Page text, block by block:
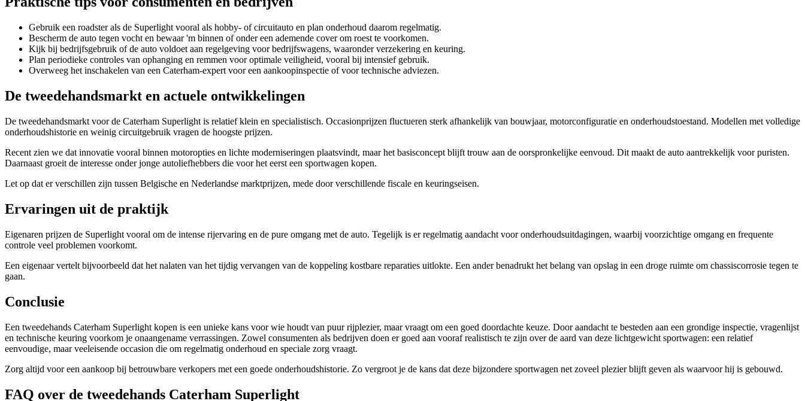
Gebruik een roadster als de Superlight vooral als hobby- of circuitauto en plan onderhoud daarom regelmatig.
Bescherm de auto tegen vocht en bewaar 'm binnen of onder een ademende cover om roest te voorkomen.
Kijk bij bedrijfsgebruik of de auto voldoet aan regelgeving voor bedrijfswagens, waaronder verzekering en keuring.
Plan periodieke controles van ophanging en remmen voor optimale veiligheid, vooral bij intensief gebruik.
Overweeg het inschakelen van een Caterham-expert voor een aankoopinspectie of voor technische adviezen.
De tweedehandsmarkt en actuele ontwikkelingen
De tweedehandsmarkt voor de Caterham Superlight is relatief klein en specialistisch. Occasionprijzen fluctueren sterk afhankelijk van bouwjaar, motorconfiguratie en onderhoudstoestand. Modellen met volledige
onderhoudshistorie en weinig circuitgebruik vragen de hoogste prijzen.
Recent zien we dat innovatie vooral binnen motoropties en lichte moderniseringen plaatsvindt, maar het basisconcept blijft trouw aan de oorspronkelijke eenvoud. Dit maakt de auto aantrekkelijk voor puristen.
Daarnaast groeit de interesse onder jonge autoliefhebbers die voor het eerst een sportwagen kopen.
Let op dat er verschillen zijn tussen Belgische en Nederlandse marktprijzen, mede door verschillende fiscale en keuringseisen.
Ervaringen uit de praktijk
Eigenaren prijzen de Superlight vooral om de intense rijervaring en de pure omgang met de auto. Tegelijk is er regelmatig aandacht voor onderhoudsuitdagingen, waarbij voorzichtige omgang en frequente
controle veel problemen voorkomt.
Een eigenaar vertelt bijvoorbeeld dat het nalaten van het tijdig vervangen van de koppeling kostbare reparaties uitlokte. Een ander benadrukt het belang van opslag in een droge ruimte om chassiscorrosie tegen te
gaan.
Conclusie
Een tweedehands Caterham Superlight kopen is een unieke kans voor wie houdt van puur rijplezier, maar vraagt om een goed doordachte keuze. Door aandacht te besteden aan een grondige inspectie, vragenlijst
en technische keuring voorkom je onaangename verrassingen. Zowel consumenten als bedrijven doen er goed aan vooraf realistisch te zijn over de aard van deze lichtgewicht sportwagen: een relatief
eenvoudige, maar veeleisende occasion die om regelmatig onderhoud en speciale zorg vraagt.
Zorg altijd voor een aankoop bij betrouwbare verkopers met een goede onderhoudshistorie. Zo vergroot je de kans dat deze bijzondere sportwagen net zoveel plezier blijft geven als waarvoor hij is gebouwd.
FAQ over de tweedehands Caterham Superlight